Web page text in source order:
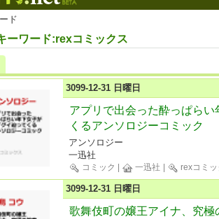
ド
ーワード:rexコミックス
3099-12-31 日曜日
アプリで出会った酔っぱら
くるアンソロジーコミック
アンソロジー
一迅社
コミック 一迅社 rexコミ
3099-12-31 日曜日
歌舞伎町の嬢王アイナ、究